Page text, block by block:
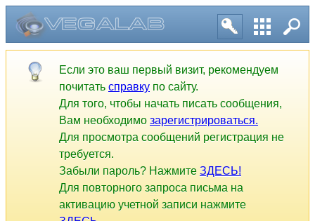
Если это ваш первый визит, рекомендуем
почитать справку по сайту.
Для того, чтобы начать писать сообщения,
Вам необходимо зарегистрироваться.
Для просмотра сообщений регистрация не
требуется.
Забыли пароль? Нажмите ЗДЕСЬ!
Для повторного запроса письма на
активацию учетной записи нажмите